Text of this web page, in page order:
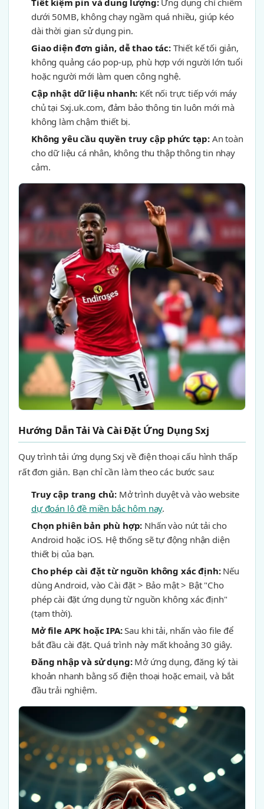
Tiết kiệm pin và dung lượng:Ứng dụng chỉ chiếm
dưới 50MB, không chạy ngầm quá nhiều, giúp kéo
dài thời gian sử dụng pin.
Giao diện đơn giản, dễ thao tác:Thiết kế tối giản,
không quảng cáo pop-up, phù hợp với người lớn tuổi
hoặc người mới làm quen công nghệ.
Cập nhật dữ liệu nhanh: Kết nối trực tiếp với máy
chủ tại Sxj.uk.com, đảm bảo thông tin luôn mới mà
không làm chậm thiết bị.
Không yêu cầu quyền truy cập phức tạp:An toàn
cho dữ liệu cá nhân, không thu thập thông tin nhạy
cảm.
Hướng Dẫn Tải Và Cài Đặt Ứng Dụng Sxj
Quy trình tải ứng dụng Sxj về điện thoại cấu hình thấp
rất đơn giản. Bạn chỉ cần làm theo các bước sau:
Truy cập trang chủ:Mở trình duyệt và vào website
dự đoán lô đề miền bắc hôm nay.
Chọn phiên bản phù hợp: Nhấn vào nút tải cho
Android hoặc iOS. Hệ thống sẽ tự động nhận diện
thiết bị của bạn.
Cho phép cài đặt từ nguồn không xác định:Nếu
dùng Android, vào Cài đặt > Bảo mật > Bật "Cho
phép cài đặt ứng dụng từ nguồn không xác định"
(tạm thời).
Mở file APK hoặc IPA:Sau khi tải, nhấn vào file để
bắt đầu cài đặt. Quá trình này mất khoảng 30 giây.
Đăng nhập và sử dụng:Mở ứng dụng, đăng ký tài
khoản nhanh bằng số điện thoại hoặc email, và bắt
đầu trải nghiệm.